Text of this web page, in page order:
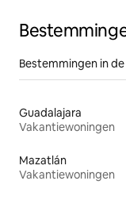
Bestemmingen in
Guadalajara
Vakantiewoningen
Mazatlán
Vakantiewoningen